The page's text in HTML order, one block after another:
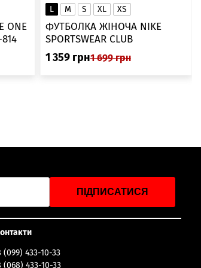
ONE
814
L M S XL XS
ФУТБОЛКА ЖІНОЧА NIKE
SPORTSWEAR CLUB
ESSENTIALS DX7902-286
1 359 грн1 699 грн
ПІДПИСАТИСЯ
(099) 433-10-33
(068) 433-10-33